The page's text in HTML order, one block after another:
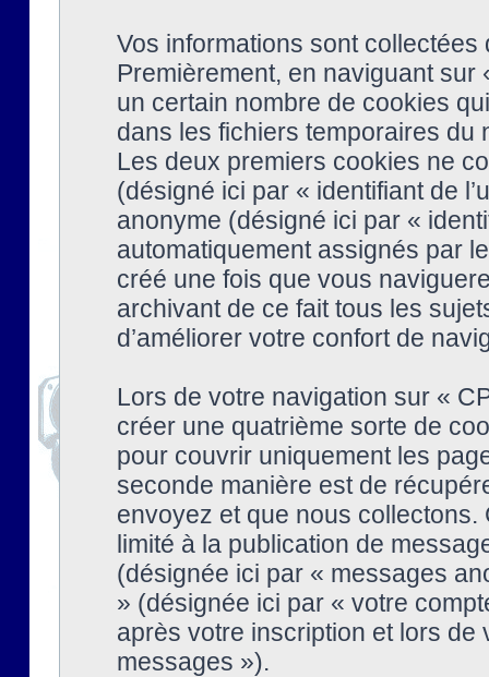
Vos informations sont
Premièrement, en naviguant
un certain nombre de cookies
dans les fichiers temporaires du
Les deux premiers cookies ne
(désigné ici par « identifiant de
anonyme (désigné ici par «
automatiquement assignés par
créé une fois que vous
archivant de ce fait tous les
d’améliorer votre confort de
Lors de votre navigation sur «
créer une quatrième sorte de
pour couvrir uniquement les
seconde manière est de
envoyez et que nous collectons.
limité à la publication de
(désignée ici par « messages
» (désignée ici par « votre
après votre inscription et lors
messages »).